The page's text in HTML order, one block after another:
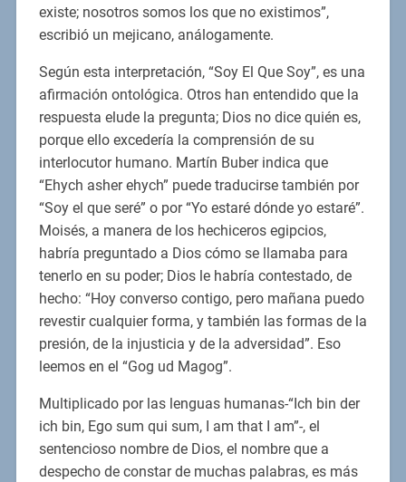
existe; nosotros somos los que no existimos”,
escribió un mejicano, análogamente.
Según esta interpretación, “Soy El Que Soy”, es una
afirmación ontológica. Otros han entendido que la
respuesta elude la pregunta; Dios no dice quién es,
porque ello excedería la comprensión de su
interlocutor humano. Martín Buber indica que
“Ehych asher ehych” puede traducirse también por
“Soy el que seré” o por “Yo estaré dónde yo estaré”.
Moisés, a manera de los hechiceros egipcios,
habría preguntado a Dios cómo se llamaba para
tenerlo en su poder; Dios le habría contestado, de
hecho: “Hoy converso contigo, pero mañana puedo
revestir cualquier forma, y también las formas de la
presión, de la injusticia y de la adversidad”. Eso
leemos en el “Gog ud Magog”.
Multiplicado por las lenguas humanas-“Ich bin der
ich bin, Ego sum qui sum, I am that I am”-, el
sentencioso nombre de Dios, el nombre que a
despecho de constar de muchas palabras, es más